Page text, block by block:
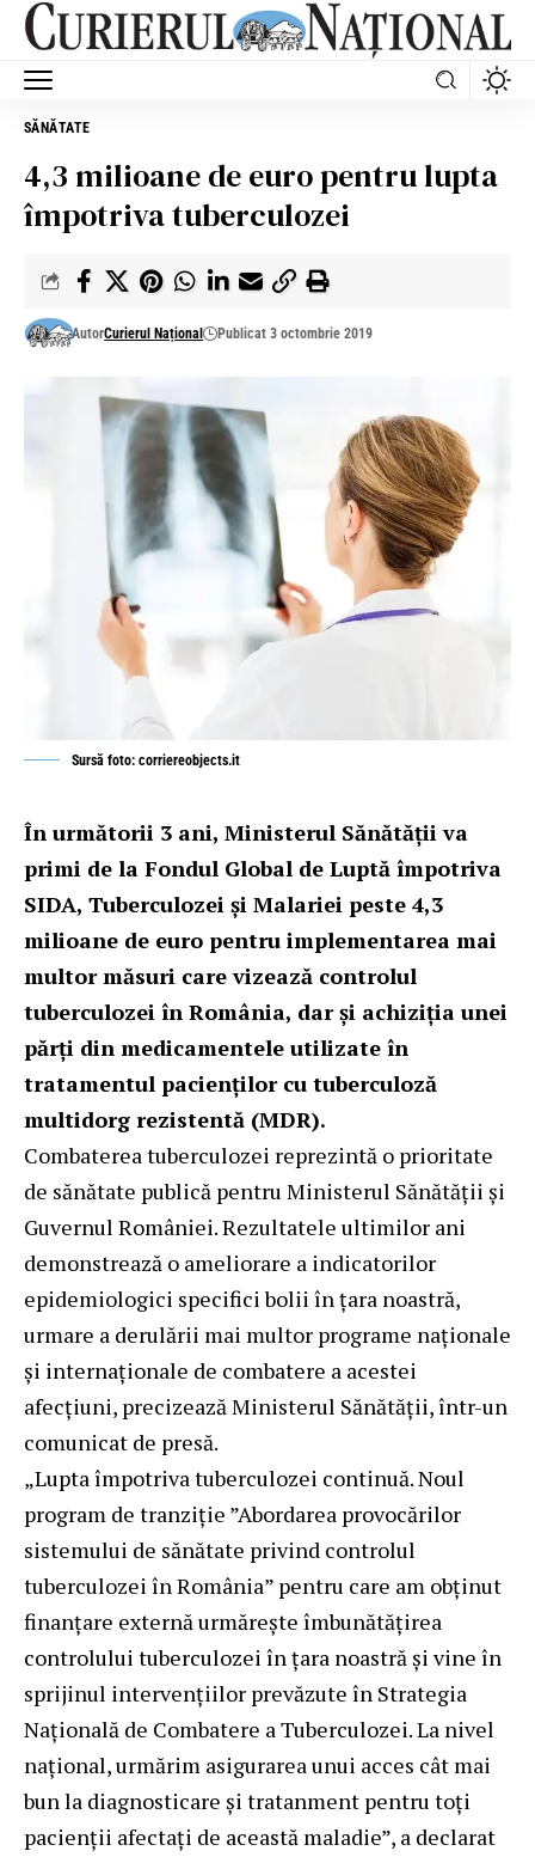
SĂNĂTATE
4,3 milioane de euro pentru lupta
împotriva tuberculozei
AutorCurierul Național Publicat 3 octombrie 2019
Sursă foto: corriereobjects.it
În următorii 3 ani, Ministerul Sănătății va
primi de la Fondul Global de Luptă împotriva
SIDA, Tuberculozei și Malariei peste 4,3
milioane de euro pentru implementarea mai
multor măsuri care vizează controlul
tuberculozei în România, dar și achiziția unei
părți din medicamentele utilizate în
tratamentul pacienților cu tuberculoză
multidorg rezistentă (MDR).
Combaterea tuberculozei reprezintă o prioritate
de sănătate publică pentru Ministerul Sănătății și
Guvernul României. Rezultatele ultimilor ani
demonstrează o ameliorare a indicatorilor
epidemiologici specifici bolii în țara noastră,
urmare a derulării mai multor programe naționale
și internaționale de combatere a acestei
afecțiuni, precizează Ministerul Sănătății, într-un
comunicat de presă.
„Lupta împotriva tuberculozei continuă. Noul
program de tranziție ”Abordarea provocărilor
sistemului de sănătate privind controlul
tuberculozei în România” pentru care am obținut
finanțare externă urmărește îmbunătățirea
controlului tuberculozei în țara noastră și vine în
sprijinul intervențiilor prevăzute în Strategia
Națională de Combatere a Tuberculozei. La nivel
național, urmărim asigurarea unui acces cât mai
bun la diagnosticare și tratanment pentru toți
pacienții afectați de această maladie”, a declarat